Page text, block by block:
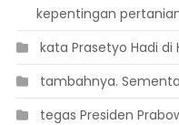
kepentingan
 kata Prasetyo Hadi
 tambahnya.
 tegas Presiden